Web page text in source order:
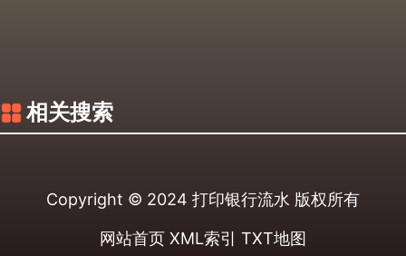
相关搜索
Copyright © 2024 打印银行流水 版权所有
网站首页 XML索引 TXT地图